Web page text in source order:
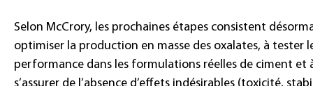
Selon McCrory, les prochaines étapes consistent
optimiser la production en masse des oxalates, à tester
performance dans les formulations réelles de ciment et
s’assurer de l’absence d’effets indésirables (toxicité,